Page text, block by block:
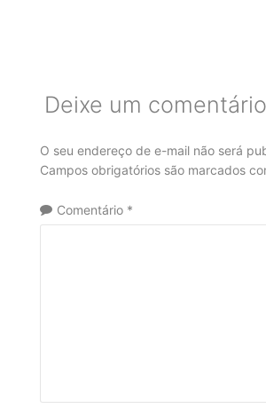
Deixe um comentário
O seu endereço de e-mail não será
Campos obrigatórios são marcados
Comentário *